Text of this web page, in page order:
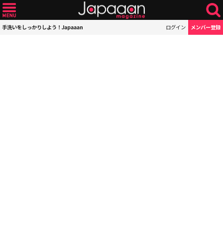
手洗いをしっかりしよう！Japaaan ログイン メンバー登録